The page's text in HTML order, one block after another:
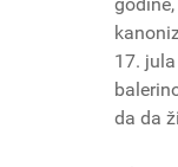
17.
da da